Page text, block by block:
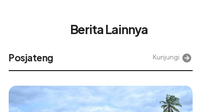
Berita Lainnya
Alinea Kunjungi